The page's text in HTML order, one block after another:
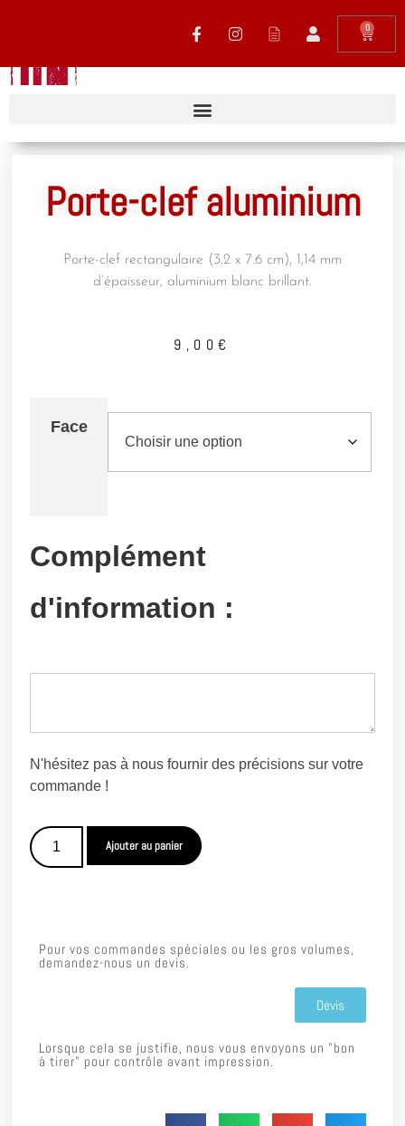
0
Porte-clef aluminium
Porte-clef rectangulaire (3.2 x 7.6 cm), 1,14 mm
d’épaisseur, aluminium blanc brillant.
9,00€
Face
Complément
d'information :
N'hésitez pas à nous fournir des précisions sur votre
commande !
Ajouter au panier
Pour vos commandes spéciales ou les gros volumes,
demandez-nous un devis.
Devis
Lorsque cela se justifie, nous vous envoyons un "bon
à tirer" pour contrôle avant impression.